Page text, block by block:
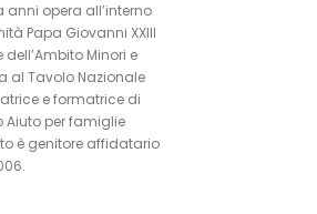
anni opera all’interno
Papa Giovanni XXIII
Minori e
al Tavolo Nazionale
e formatrice di
Aiuto per famiglie
è genitore affidatario